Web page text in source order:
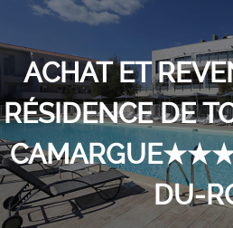
ACHAT ET
RÉSIDENCE DE
DU-